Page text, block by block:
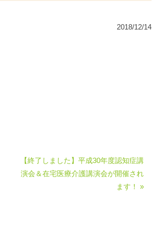
2018/12/14
【終了しました】平成30年度認知症講
演会＆在宅医療介護講演会が開催され
ます！ »